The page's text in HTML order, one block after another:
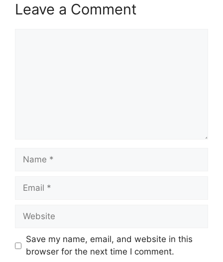
Leave a Comment
Name
Email
Website
Save my name, email, and website in this
browser for the next time I comment.